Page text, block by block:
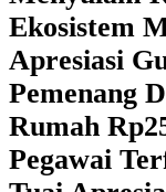
Ekosistem
Apresiasi
Pemenang
Rumah
Pegawai